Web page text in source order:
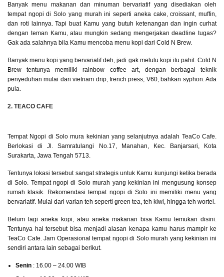
Banyak menu makanan dan minuman bervariatif yang disediakan oleh
tempat ngopi di Solo yang murah ini seperti aneka cake, croissant, muffin,
dan roti lainnya. Tapi buat Kamu yang butuh ketenangan dan ingin curhat
dengan teman Kamu, atau mungkin sedang mengerjakan deadline tugas?
Gak ada salahnya bila Kamu mencoba menu kopi dari Cold N Brew.
Banyak menu kopi yang bervariatif deh, jadi gak melulu kopi itu pahit. Cold N
Brew tentunya memiliki rainbow coffee art, dengan berbagai teknik
penyeduhan mulai dari vietnam drip, french press, V60, bahkan syphon. Ada
pula.
2. TEACO CAFE
Tempat Ngopi di Solo mura kekinian yang selanjutnya adalah TeaCo Cafe.
Berlokasi di Jl. Samratulangi No.17, Manahan, Kec. Banjarsari, Kota
Surakarta, Jawa Tengah 5713.
Tentunya lokasi tersebut sangat strategis untuk Kamu kunjungi ketika berada
di Solo. Tempat ngopi di Solo murah yang kekinian ini mengusung konsep
rumah klasik. Rekomendasi tempat ngopi di Solo ini memiliki menu yang
bervariatif. Mulai dari varian teh seperti green tea, teh kiwi, hingga teh wortel.
Belum lagi aneka kopi, atau aneka makanan bisa Kamu temukan disini.
Tentunya hal tersebut bisa menjadi alasan kenapa kamu harus mampir ke
TeaCo Cafe. Jam Operasional tempat ngopi di Solo murah yang kekinian ini
sendiri antara lain sebagai berikut.
Senin : 16.00 – 24.00 WIB